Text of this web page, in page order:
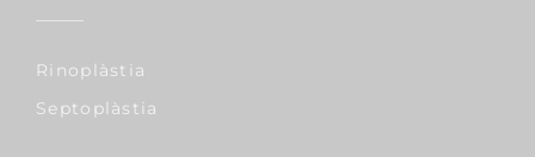
Rinoplàstia
Septoplàstia